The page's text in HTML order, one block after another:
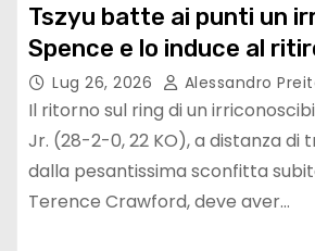
Tszyu batte ai punti un
Spence e lo induce al
Lug 26, 2026 Alessandro
Il ritorno sul ring di un
Jr. (28-2-0, 22 KO), a distanza di
dalla pesantissima sconfitta
Terence Crawford, deve aver…